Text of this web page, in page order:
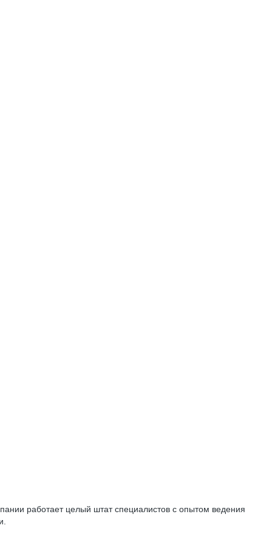
работает целый штат специалистов с опытом ведения